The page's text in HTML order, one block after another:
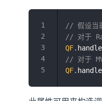
// 假设当
// 对于
QF.
// 对于
QF.